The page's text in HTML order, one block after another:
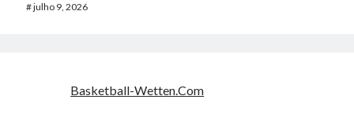
#julho 9, 2026
Basketball-Wetten.Com